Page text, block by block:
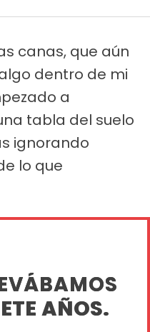
canas, que aún
dentro de mi
a
tabla del suelo
ignorando
lo que
AÑOS.